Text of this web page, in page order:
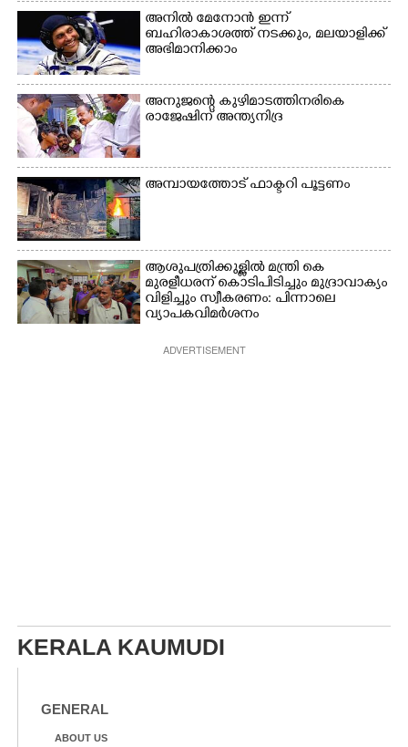
സ്ഥലങ്ങളിലേക്കുള്ള
പ്രധാന സഞ്ചാര
മാർഗമാണ് ഈ കാണുന്ന
കടത്ത് വള്ളം
അനിൽ മേനോൻ ഇന്ന്
ബഹിരാകാശത്ത് നടക്കും, മലയാളിക്ക്
അഭിമാനിക്കാം
അനുജന്റെ കുഴിമാടത്തിനരികെ
രാജേഷിന് അന്ത്യനിദ്ര
അമ്പായത്തോട് ഫാക്ടറി പൂട്ടണം
ആശുപത്രിക്കുള്ളിൽ മന്ത്രി കെ
മുരളീധരന് കൊടിപിടിച്ചും മുദ്രാവാക്യം
വിളിച്ചും സ്വീകരണം: പിന്നാലെ
വ്യാപകവിമർശനം
ADVERTISEMENT
KERALA KAUMUDI
GENERAL
ABOUT US